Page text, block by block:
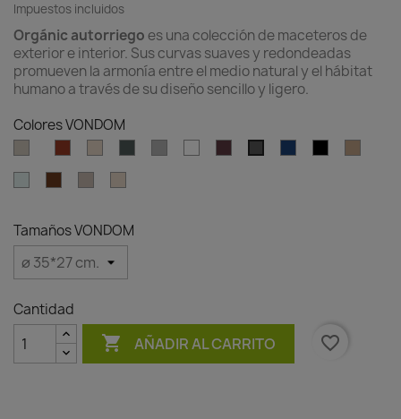
Impuestos incluidos
Orgánic autorriego es una colección de maceteros de
exterior e interior. Sus curvas suaves y redondeadas
promueven la armonía entre el medio natural y el hábitat
humano a través de su diseño sencillo y ligero.
Colores VONDOM
Tortosa
Tamaños VONDOM
Cantidad
 AÑADIR AL CARRITO favorite_border